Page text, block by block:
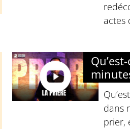
actes
dans
prier,